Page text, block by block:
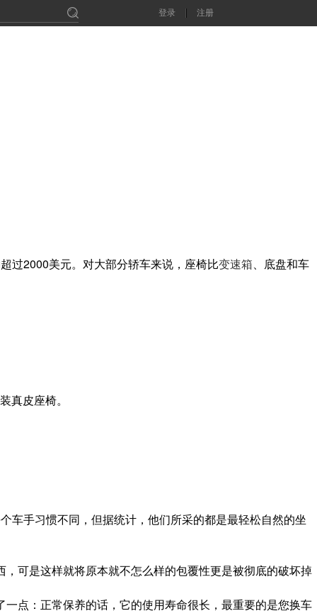
登录 注册
过2000美元。对大部分轿车来说，座椅比变速箱、底盘和车
真皮座椅。
车手习惯不同，但据统计，他们所采的都是最轻松自然的坐
可是这样就将原本就不怎么样的包覆性更是被彻底的破坏掉
点：正常保养的话，它的使用寿命很长，最重要的是您换车